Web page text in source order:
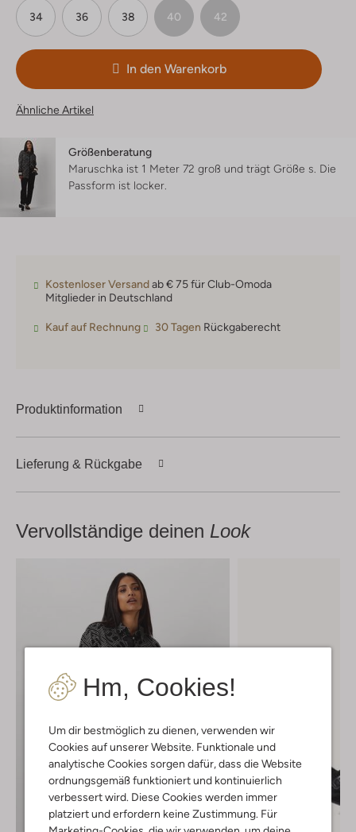
Hm, Cookies!
Um dir bestmöglich zu dienen, verwenden wir
Cookies auf unserer Website. Funktionale und
analytische Cookies sorgen dafür, dass die Website
ordnungsgemäß funktioniert und kontinuierlich
verbessert wird. Diese Cookies werden immer
platziert und erfordern keine Zustimmung. Für
34 36 38 40 42
In den Warenkorb
Ähnliche Artikel
Größenberatung
Maruschka ist 1 Meter 72 groß und trägt Größe s. Die
Passform ist locker
Kostenloser Versandab € 75 für Club-Omoda
Mitglieder in Deutschland
Kauf auf Rechnung 30 Tagen Rückgaberecht
Produktinformation
Lieferung & Rückgabe
Vervollständige deinen Look